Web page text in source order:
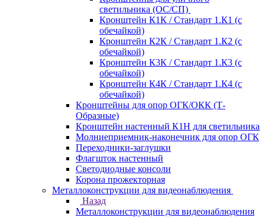
светильника (ОС/СП)
Кронштейн К1К / Стандарт 1.К1 (с
обечайкой)
Кронштейн К2К / Стандарт 1.К2 (с
обечайкой)
Кронштейн К3К / Стандарт 1.К3 (с
обечайкой)
Кронштейн К4К / Стандарт 1.К4 (с
обечайкой)
Кронштейны для опор ОГК/ОКК (Т-
Образные)
Кронштейн настенный К1Н для светильника
Молниеприемник-наконечник для опор ОГК
Переходники-заглушки
Флагшток настенный
Светодиодные консоли
Корона прожекторная
Металлоконструкции для видеонаблюдения
Назад
Металлоконструкции для видеонаблюдения